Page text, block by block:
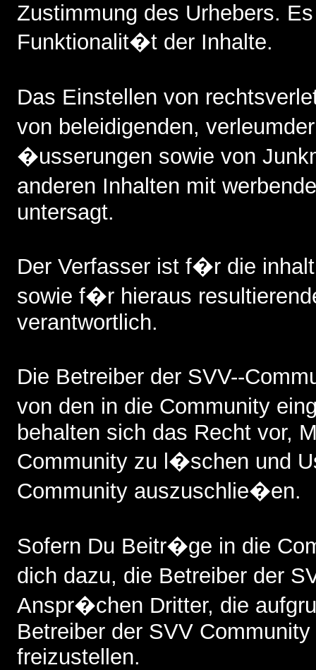
Zustimmung des Urhebers.
Funktionalit�t der Inhalte.
Das Einstellen von
von beleidigenden,
�usserungen sowie von
anderen Inhalten mit
untersagt.
Der Verfasser ist f�r die
sowie f�r hieraus
verantwortlich.
Die Betreiber der SVV--
von den in die Community
behalten sich das Recht vor,
Community zu l�schen und
Community auszuschlie�en.
Sofern Du Beitr�ge in die
dich dazu, die Betreiber der
Anspr�chen Dritter, die
Betreiber der SVV
freizustellen.